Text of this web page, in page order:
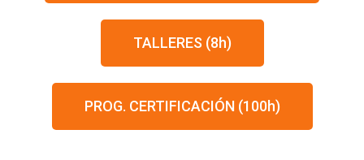
TALLERES (8h)
PROG. CERTIFICACIÓN (100h)